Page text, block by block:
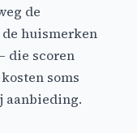
de
huismerken
die scoren
soms
aanbieding.